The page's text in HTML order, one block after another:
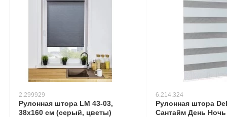
2.299929
Рулонная штора LM 43-03,
38х160 см (серый, цветы)
6.214.324
Рулонная штора
Сантайм День